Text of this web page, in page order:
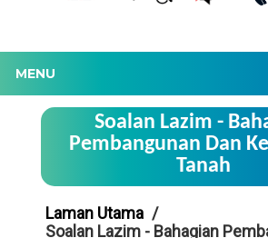
MENU
Soalan Lazim -
Pembangunan Dan
Tanah
Laman Utama
Soalan Lazim - Bahagian